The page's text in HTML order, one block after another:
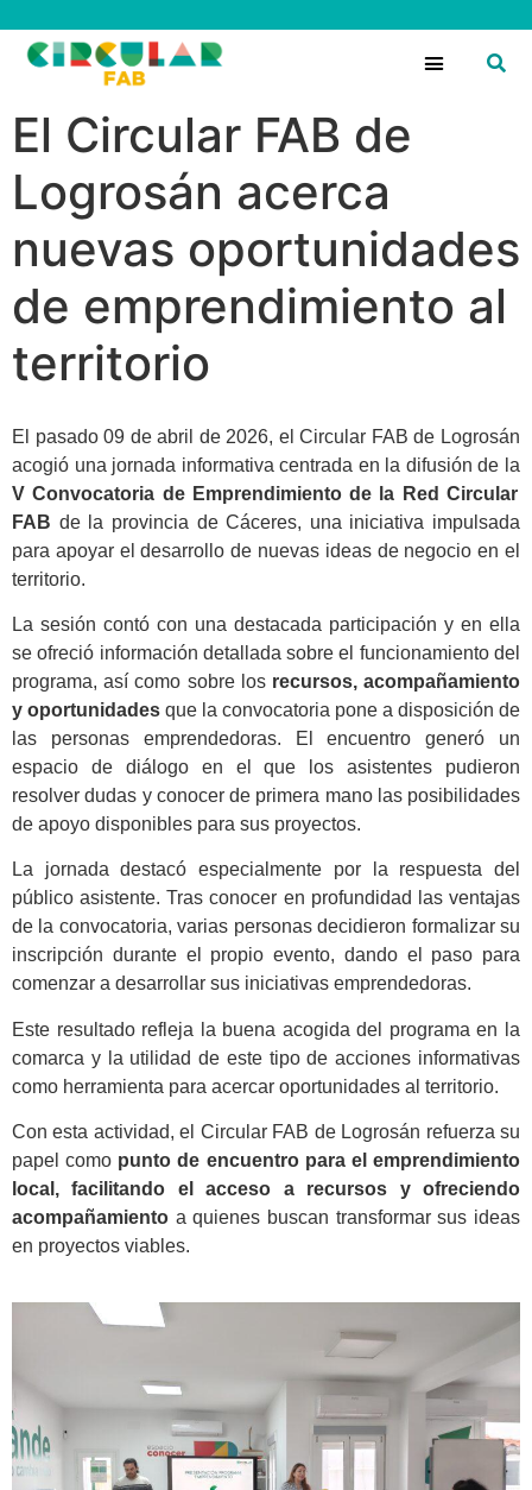
El Circular FAB de
Logrosán acerca
nuevas oportunidades
de emprendimiento al
territorio
El pasado 09 de abril de 2026, el Circular FAB de Logrosán
acogió una jornada informativa centrada en la difusión de la
V Convocatoria de Emprendimiento de la Red Circular
FAB de la provincia de Cáceres, una iniciativa impulsada
para apoyar el desarrollo de nuevas ideas de negocio en el
territorio.
La sesión contó con una destacada participación y en ella
se ofreció información detallada sobre el funcionamiento del
programa, así como sobre los recursos, acompañamiento
y oportunidades que la convocatoria pone a disposición de
las personas emprendedoras. El encuentro generó un
espacio de diálogo en el que los asistentes pudieron
resolver dudas y conocer de primera mano las posibilidades
de apoyo disponibles para sus proyectos.
La jornada destacó especialmente por la respuesta del
público asistente. Tras conocer en profundidad las ventajas
de la convocatoria, varias personas decidieron formalizar su
inscripción durante el propio evento, dando el paso para
comenzar a desarrollar sus iniciativas emprendedoras.
Este resultado refleja la buena acogida del programa en la
comarca y la utilidad de este tipo de acciones informativas
como herramienta para acercar oportunidades al territorio.
Con esta actividad, el Circular FAB de Logrosán refuerza su
papel como punto de encuentro para el emprendimiento
local, facilitando el acceso a recursos y ofreciendo
acompañamiento a quienes buscan transformar sus ideas
en proyectos viables.